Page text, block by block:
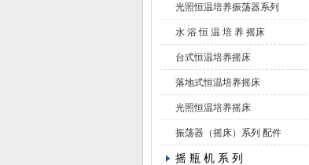
光照恒温培养振荡器系列
水 浴 恒 温 培 养 摇床
台式恒温培养摇床
落地式恒温培养摇床
光照恒温培养摇床
振荡器（摇床）系列 配件
摇 瓶 机 系 列